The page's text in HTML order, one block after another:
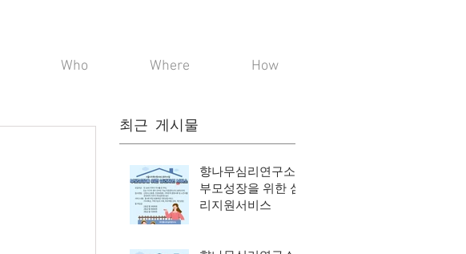
Who Where How
최근 게시물
향나무심리연구소_
부모성장을 위한 심
리지원서비스